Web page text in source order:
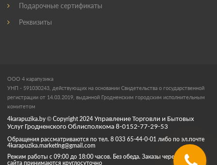
Подарочные сертификаты
Реквизиты
ООО 4 карапузика
УНП - 591030243, действующих на основании Свидетельства о государственной
регистрации от 14.03.2019, выданной Гродненским городским исполнительным
комитетом
4karapuzika.by © Copyright 2024 Управление Торговли и Бытовых
Услуг Гродненского Облисполкома 8-0152-77-29-53
Обращения рассматриваются по тел. 8 033 65-44-0-01 либо по эл.почте
4karapuzika.marketing@gmail.com
Режим работы с 09:00 до 18:00 часов. Без обеда. Заказы через корзину
сайта принимаются круглосуточно